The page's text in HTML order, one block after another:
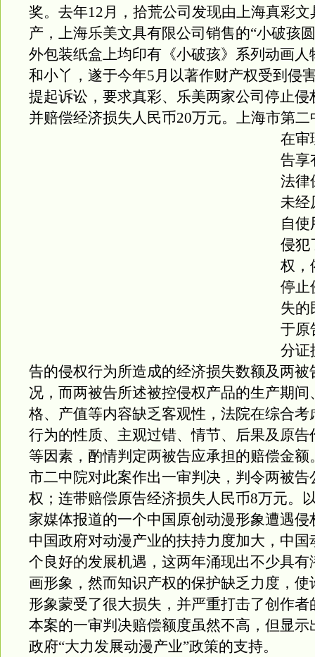
奖。去年12月，拾荒公司发现由上海真彩
产，上海乐美文具有限公司销售的“小破孩
外包装纸盒上均印有《小破孩》系列动画人
和小丫，遂于今年5月以著作财产权受到侵
提起诉讼，要求真彩、乐美两家公司停止侵
并赔偿经济损失人民币20万元。 上海市第二
在审
告享
法律
未经
自使
侵犯
权，
停止
失的
于原
分证
告的侵权行为所造成的经济损失数额及两被
况，而两被告所述被控侵权产品的生产期间
格、产值等内容缺乏客观性，法院在综合考
行为的性质、主观过错、情节、后果及原告
等因素，酌情判定两被告应承担的赔偿金额
市二中院对此案作出一审判决，判令两被告
权；连带赔偿原告经济损失人民币8万元。
家媒体报道的一个中国原创动漫形象遭遇侵
中国政府对动漫产业的扶持力度加大，中国
个良好的发展机遇，这两年涌现出不少具有
画形象，然而知识产权的保护缺乏力度，使
形象蒙受了很大损失，并严重打击了创作者
本案的一审判决赔偿额度虽然不高，但显示
政府“大力发展动漫产业”政策的支持。